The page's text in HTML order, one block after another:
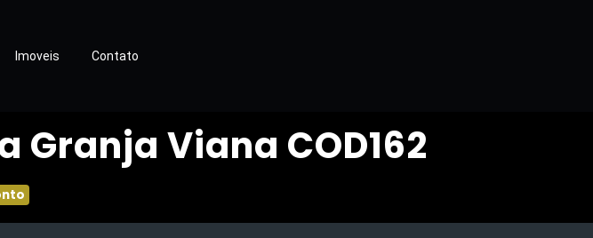
Imoveis Contato
Viana COD162